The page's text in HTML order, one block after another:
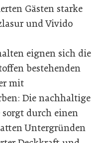
Gästen starke
und Vivido
eignen sich die
bestehenden
mit
Die nachhaltige
durch einen
Untergründen